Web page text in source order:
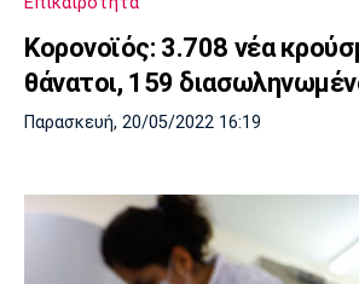
Κορoνοϊός: 3.708 νέα
θάνατοι, 159
Παρασκευή, 20/05/2022 16:19